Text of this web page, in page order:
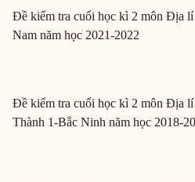
Đề kiểm tra cuối học kì 2 môn Địa
Nam năm học 2021-2022
Đề kiểm tra cuối học kì 2 môn Địa
Thành 1-Bắc Ninh năm học 2018-